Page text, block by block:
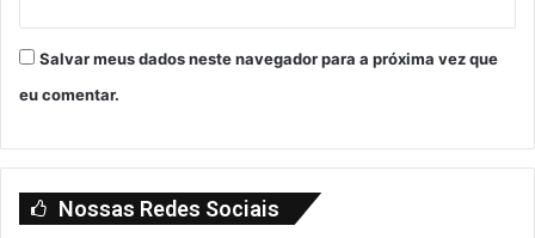
Salvar meus dados neste navegador para a próxima vez que
eu comentar.
Nossas Redes Sociais